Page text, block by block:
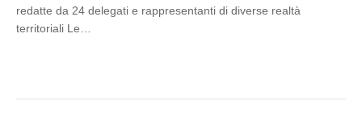
redatte da 24 delegati e rappresentanti di diverse realtà
territoriali Le…